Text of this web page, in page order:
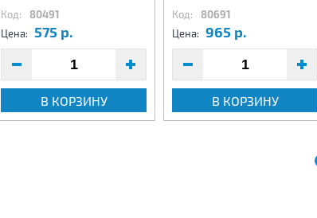
Код: 80491
Цена: 575 р.
В КОРЗИНУ
Код: 80691
Цена: 965 р.
В КОРЗИНУ